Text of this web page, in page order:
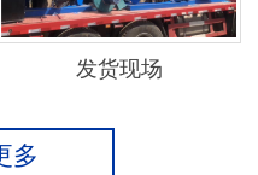
发货现场
多